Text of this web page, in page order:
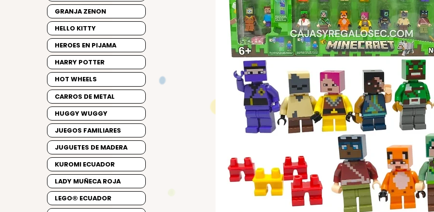
GRANJA ZENON
HELLO KITTY
HEROES EN PIJAMA
HARRY POTTER
HOT WHEELS
CARROS DE METAL
HUGGY WUGGY
JUEGOS FAMILIARES
JUGUETES DE MADERA
KUROMI ECUADOR
LADY MUÑECA ROJA
LEGO® ECUADOR